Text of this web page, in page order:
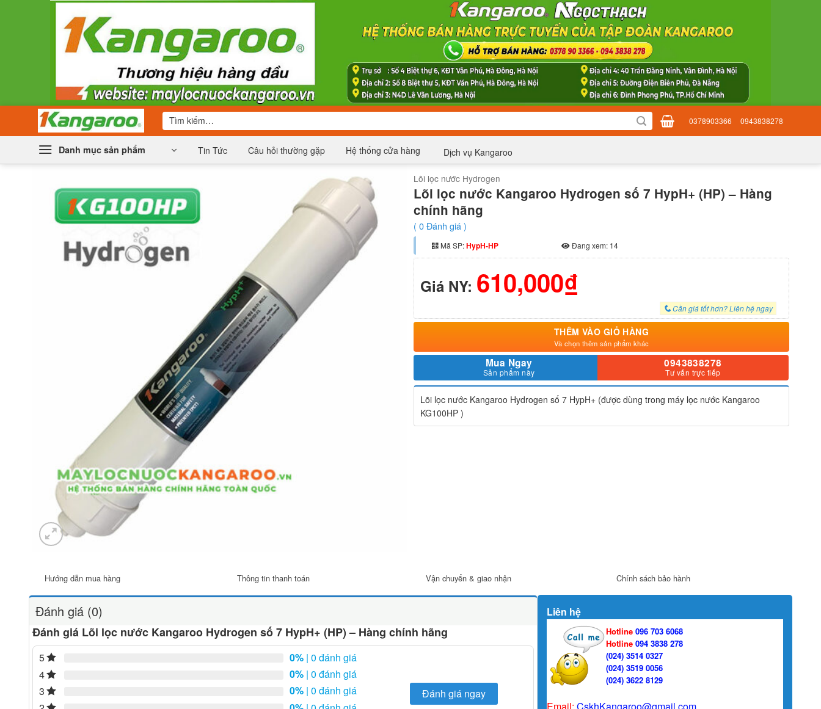
Tìm
kiếm:
0378903366 0943838278
Danh mục sản phẩm Tin Tức Câu hỏi thường gặp Hệ thống cửa hàng Dịch vụ Kangaroo
Lõi lọc nước Hydrogen
Lõi lọc nước Kangaroo Hydrogen số 7 HypH+ (HP) – Hàng
chính hãng
( 0Đánh giá )
Mã SP:HypH-HP Đang xem: 14
Giá NY: 610,000₫
Cần giá tốt hơn? Liên hệ ngay
THÊM VÀO GIỎ HÀNG
Và chọn thêm sản phẩm khác
Mua Ngay
Sản phẩm này
0943838278
Tư vấn trực tiếp
Lõi lọc nước Kangaroo Hydrogen số 7 HypH+ (được dùng trong máy lọc nước Kangaroo
KG100HP )
Hướng dẫn mua hàng Thông tin thanh toán Vận chuyển & giao nhận Chính sách bảo hành
Đánh giá (0)
Đánh giá Lõi lọc nước Kangaroo Hydrogen số 7 HypH+ (HP) – Hàng chính hãng
5 0%| 0 đánh giá
4
0%| 0 đánh giá
3
0%| 0 đánh giá
Đánh giá ngay
Liên hệ
Hotline096 703 6068
Hotline094 3838 278
(024) 3514 0327
(024) 3519 0056
(024) 3622 8129